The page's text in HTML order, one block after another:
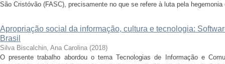
São Cristóvão (FASC), precisamente no que se refere à luta pela
Apropriação social da informação, cultura e tecnologia:
Brasil
Silva Biscalchin, Ana Carolina (2018)
O presente trabalho abordou o tema Tecnologias de Informação e